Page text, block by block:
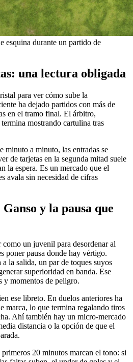
esquina durante un partido de
una lectura obligada
para ver cómo sube la
ha dejado partidos con más de
en el tramo final. El árbitro,
mostrando cartulina tras
minuto a minuto, las entradas se
de tarjetas en la segunda mitad suele
la espera. Es un mercado que el
avala sin necesidad de cifras
y la pausa que
un juvenil para desordenar al
poner pausa donde hay vértigo.
la salida, un par de toques suyos
superioridad en banda. Ese
y momentos de peligro.
ese libreto. En duelos anteriores ha
marca, lo que termina regalando tiros
Ahí también hay un micro-mercado
distancia o la opción de que el
20 minutos marcan el tono: si